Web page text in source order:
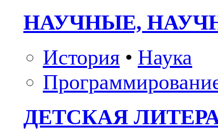
НАУЧНЫЕ,
История • Наука
ДЕТСКАЯ